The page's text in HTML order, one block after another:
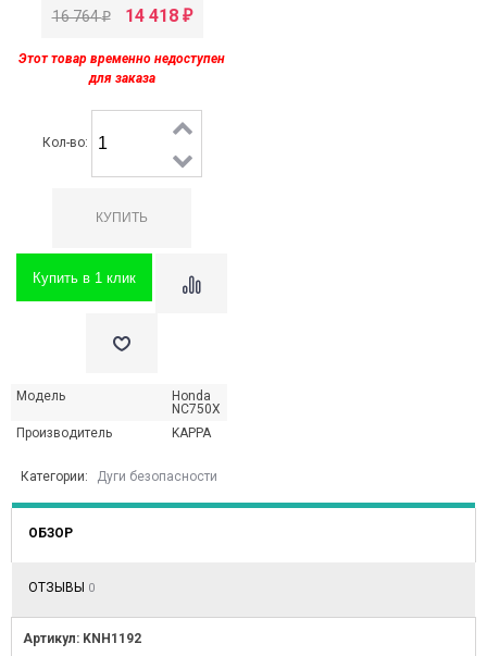
16 764₽ 14 418 ₽
Этот товар временно недоступен
для заказа
Кол-во:
Купить в 1 клик
Модель
Honda
NC750X
Производитель
KAPPA
Категории: Дуги безопасности
ОБЗОР
ОТЗЫВЫ 0
Артикул: KNH1192